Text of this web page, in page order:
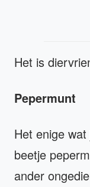
Het is
Pepermunt
Het enige
beetje
ander